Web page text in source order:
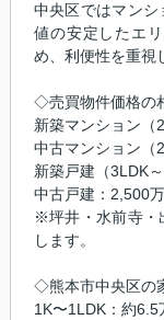
中央区ではマン
値の安定したエ
め、利便性を重視
◇売買物件価格の
新築マンション（
中古マンション（
新築戸建（3LDK
中古戸建：2,500
※坪井・水前寺・
します。
◇熊本市中央区の
1K〜1LDK：約6.5